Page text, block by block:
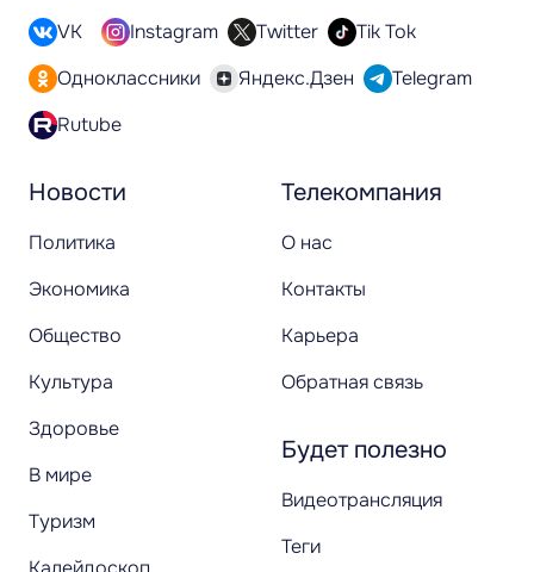
Новости
Политика
Экономика
Общество
Культура
Здоровье
В мире
Туризм
Телекомпания
О нас
Контакты
Карьера
Обратная связь
Будет полезно
Видеотрансляция
Теги
VK Instagram Twitter
Tik Tok
Одноклассники
Яндекс.Дзен
Telegram
Rutube